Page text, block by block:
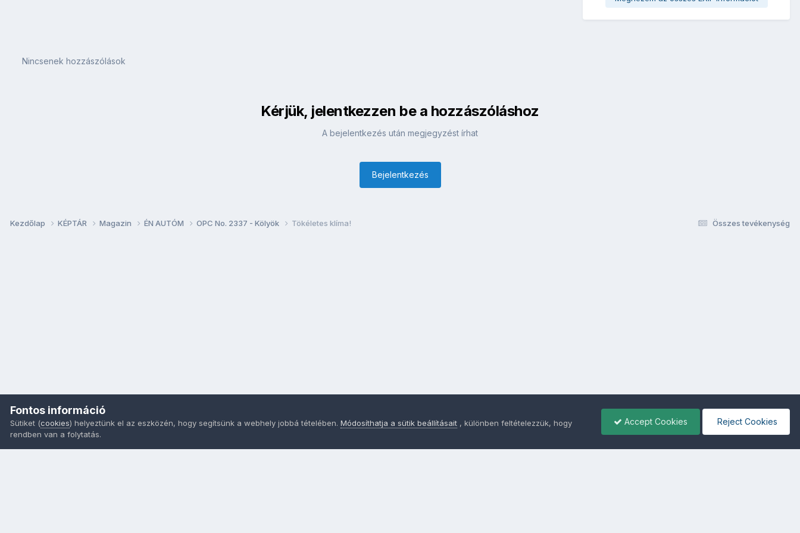
Nincsenek hozzászólások
Kérjük, jelentkezzen be a hozzászóláshoz
A bejelentkezés után megjegyzést írhat
Bejelentkezés
Összes tevékenység
Kezdőlap KÉPTÁR Magazin ÉN AUTÓM OPC No. 2337 - Kölyök Tökéletes klíma!
Fontos információ
Sütiket (cookies) helyeztünk el az eszközén, hogy segítsünk a webhely jobbá tételében. Módosíthatja a sütik beállításait , különben feltételezzük, hogy
rendben van a folytatás.
Accept Cookies Reject Cookies